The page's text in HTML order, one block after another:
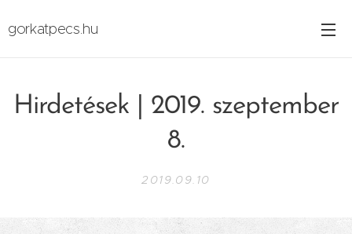
gorkatpecs.hu
Hirdetések | 2019. szeptember
8.
2019.09.10